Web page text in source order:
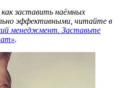
заставить наёмных
эффективными, читайте в
менеджмент. Заставьте
.